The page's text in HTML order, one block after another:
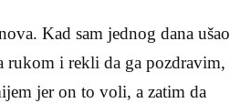
Kad sam jednog dana ušao
rukom i rekli da ga pozdravim,
jer on to voli, a zatim da